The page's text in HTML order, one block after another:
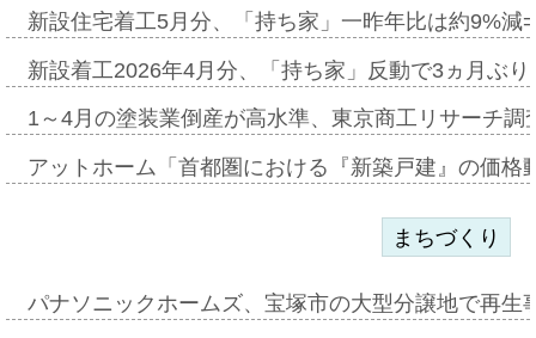
新設住宅着工5月分、「持ち家」一昨年比は約9%
新設着工2026年4月分、「持ち家」反動で3ヵ月ぶ
1～4月の塗装業倒産が高水準、東京商工リサーチ
アットホーム「首都圏における『新築戸建』の価
まちづくり
パナソニックホームズ、宝塚市の大型分譲地で再